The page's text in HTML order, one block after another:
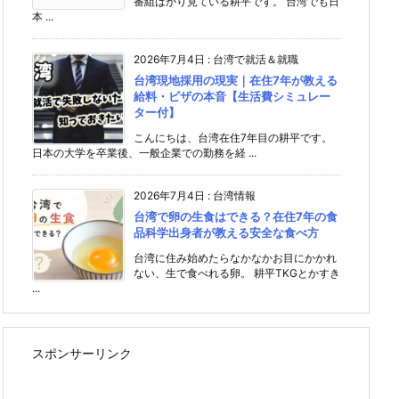
本 ...
2026年7月4日 : 台湾で就活＆就職
台湾現地採用の現実｜在住7年が教える
給料・ビザの本音【生活費シミュレー
ター付】
こんにちは、台湾在住7年目の耕平です。
日本の大学を卒業後、一般企業での勤務を経 ...
2026年7月4日 : 台湾情報
台湾で卵の生食はできる？在住7年の食
品科学出身者が教える安全な食べ方
台湾に住み始めたらなかなかお目にかかれ
ない、生で食べれる卵。 耕平TKGとかすき
...
スポンサーリンク